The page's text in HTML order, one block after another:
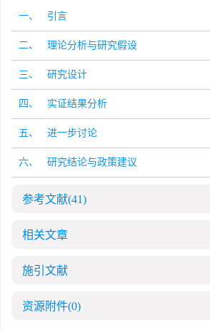
一、 引言
二、 理论分析与研究假设
三、 研究设计
四、 实证结果分析
五、 进一步讨论
六、 研究结论与政策建议
参考文献(41)
相关文章
施引文献
资源附件(0)